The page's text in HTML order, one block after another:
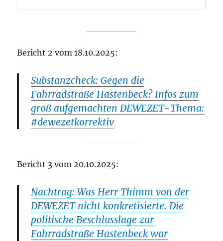
Bericht 2 vom 18.10.2025:
Substanzcheck: Gegen die
Fahrradstraße Hastenbeck? Infos zum
groß aufgemachten DEWEZET-Thema:
#dewezetkorrektiv
Bericht 3 vom 20.10.2025:
Nachtrag: Was Herr Thimm von der
DEWEZET nicht konkretisierte. Die
politische Beschlusslage zur
Fahrradstraße Hastenbeck war